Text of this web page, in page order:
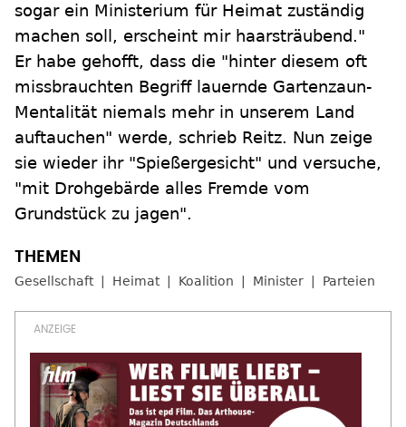
sogar ein Ministerium für Heimat zuständig
machen soll, erscheint mir haarsträubend."
Er habe gehofft, dass die "hinter diesem oft
missbrauchten Begriff lauernde Gartenzaun-
Mentalität niemals mehr in unserem Land
auftauchen" werde, schrieb Reitz. Nun zeige
sie wieder ihr "Spießergesicht" und versuche,
"mit Drohgebärde alles Fremde vom
Grundstück zu jagen".
Gesellschaft Heimat Koalition Minister Parteien